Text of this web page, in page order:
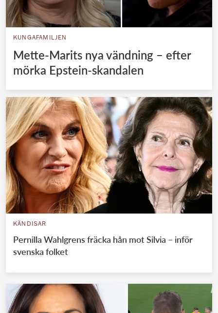
KUNGAFAMILJEN
Mette-Marits nya vändning – efter
mörka Epstein-skandalen
KÄNDISAR
Pernilla Wahlgrens fräcka hån mot Silvia – inför
svenska folket